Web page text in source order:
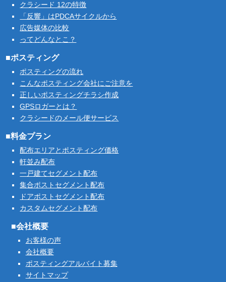
クラシード 12の特徴
「反響」はPDCAサイクルから
広告媒体の比較
ってどんなとこ？
■ポスティング
ポスティングの流れ
こんなポスティング会社にご注意を
正しいポスティングチラシ作成
GPSロガーとは？
クラシードのメール便サービス
■料金プラン
配布エリアとポスティング価格
軒並み配布
一戸建てセグメント配布
集合ポストセグメント配布
ドアポストセグメント配布
カスタムセグメント配布
■会社概要
お客様の声
会社概要
ポスティングアルバイト募集
サイトマップ